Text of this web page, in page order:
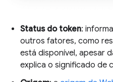
Status do token:
outros fatores, como
está disponível, apesar
explica o significado de